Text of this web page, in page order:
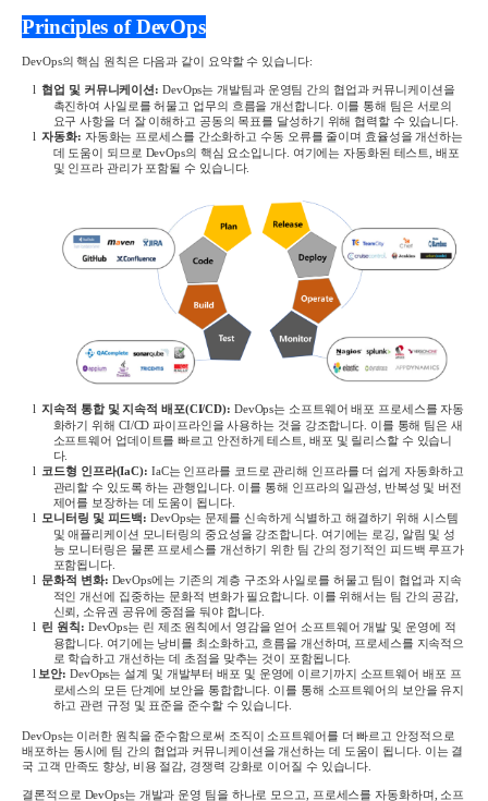
Principles of DevOps
DevOps의 핵심 원칙은 다음과 같이 요약할 수 있습니다:
l 협업 및 커뮤니케이션: DevOps는 개발팀과 운영팀 간의 협업과 커뮤니케이션을
촉진하여 사일로를 허물고 업무의 흐름을 개선합니다. 이를 통해 팀은 서로의
요구 사항을 더 잘 이해하고 공동의 목표를 달성하기 위해 협력할 수 있습니다
l 자동화: 자동화는 프로세스를 간소화하고 수동 오류를 줄이며 효율성을 개선하는
데 도움이 되므로 DevOps의 핵심 요소입니다. 여기에는 자동화된 테스트 ,배포
및 인프라 관리가 포함될 수 있습니다.
l 지속적 통합 및 지속적 배포(CI/CD): DevOps는 소프트웨어 배포 프로세스를 자동
화하기 위해 CI/CD파이프라인을 사용하는 것을 강조합니다 이를 통해 팀은 새
소프트웨어 업데이트를 빠르고 안전하게 테스트
배포 및 릴리스할 수 있습니
다.
l 코드형 인프라(IaC): IaC는 인프라를 코드로 관리해 인프라를 더 쉽게 자동화하고
관리할 수 있도록 하는 관행입니다. 이를 통해 인프라의 일관성
반복성 및 버전
제어를 보장하는 데 도움이 됩니다.
l
모니터링 및 피드백: DevOps는 문제를 신속하게 식별하고 해결하기 위해 시스템
및 애플리케이션 모니터링의 중요성을 강조합니다. 여기에는 로깅
알림 및 성
능 모니터링은 물론 프로세스를 개선하기 위한 팀 간의 정기적인 피드백 루프가
포함됩니다
l 문화적 변화: DevOps에는 기존의 계층 구조와 사일로를 허물고 팀이 협업과 지속
적인 개선에 집중하는 문화적 변화가 필요합니다. 이를 위해서는 팀 간의 공감
신뢰
소유권 공유에 중점을 둬야 합니다
l 린 원칙: DevOps는 린 제조 원칙에서 영감을 얻어 소프트웨어 개발 및 운영에 적
용합니다 여기에는 낭비를 최소화하고 흐름을 개선하며 프로세스를 지속적으
로 학습하고 개선하는 데 초점을 맞추는 것이 포함됩니다.
l 보안: DevOps는 설계 및 개발부터 배포 및 운영에 이르기까지 소프트웨어 배포 프
로세스의 모든 단계에 보안을 통합합니다 이를 통해 소프트웨어의 보안을 유지
하고 관련 규정 및 표준을 준수할 수 있습니다.
DevOps는 이러한 원칙을 준수함으로써 조직이 소프트웨어를 더 빠르고 안정적으로
배포하는 동시에 팀 간의 협업과 커뮤니케이션을 개선하는 데 도움이 됩니다. 이는 결
국 고객 만족도 향상 비용 절감 경쟁력 강화로 이어질 수 있습니다
결론적으로 DevOps는 개발과 운영 팀을 하나로 모으고 프로세스를 자동화하며 소프